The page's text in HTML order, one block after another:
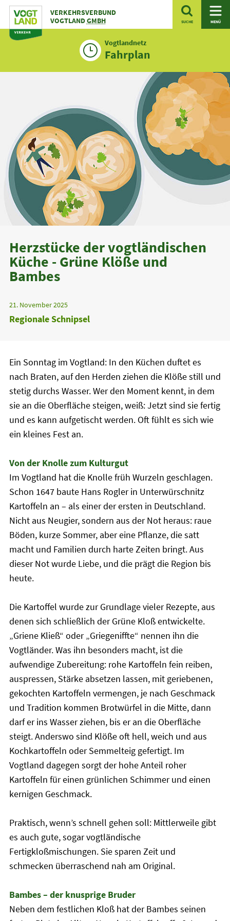
Zum
Inhalt
VERKEHRSVERBUND
VOGTLANDGMBH SUCHE MENÜ
Vogtlandnetz
Fahrplan
Herzstücke der vogtländischen
Küche - Grüne Klöße und
Bambes
21. November 2025
Regionale Schnipsel
Ein Sonntag im Vogtland: In den Küchen duftet es
nach Braten, auf den Herden ziehen die Klöße still und
stetig durchs Wasser. Wer den Moment kennt, in dem
sie an die Oberfläche steigen, weiß: Jetzt sind sie fertig
und es kann aufgetischt werden. Oft fühlt es sich wie
ein kleines Fest an.
Von der Knolle zum Kulturgut
Im Vogtland hat die Knolle früh Wurzeln geschlagen.
Schon 1647 baute Hans Rogler in Unterwürschnitz
Kartoffeln an – als einer der ersten in Deutschland.
Nicht aus Neugier, sondern aus der Not heraus: raue
Böden, kurze Sommer, aber eine Pflanze, die satt
macht und Familien durch harte Zeiten bringt. Aus
dieser Not wurde Liebe, und die prägt die Region bis
heute.
Die Kartoffel wurde zur Grundlage vieler Rezepte, aus
denen sich schließlich der Grüne Kloß entwickelte.
„Griene Kließ“ oder „Griegeniffte“ nennen ihn die
Vogtländer. Was ihn besonders macht, ist die
aufwendige Zubereitung: rohe Kartoffeln fein reiben,
auspressen, Stärke absetzen lassen, mit geriebenen,
gekochten Kartoffeln vermengen, je nach Geschmack
und Tradition kommen Brotwürfel in die Mitte, dann
darf er ins Wasser ziehen, bis er an die Oberfläche
steigt. Anderswo sind Klöße oft hell, weich und aus
Kochkartoffeln oder Semmelteig gefertigt. Im
Vogtland dagegen sorgt der hohe Anteil roher
Kartoffeln für einen grünlichen Schimmer und einen
kernigen Geschmack.
Praktisch, wenn’s schnell gehen soll: Mittlerweile gibt
es auch gute, sogar vogtländische
Fertigkloßmischungen. Sie sparen Zeit und
schmecken überraschend nah am Original.
Bambes – der knusprige Bruder
Neben dem festlichen Kloß hat der Bambes seinen